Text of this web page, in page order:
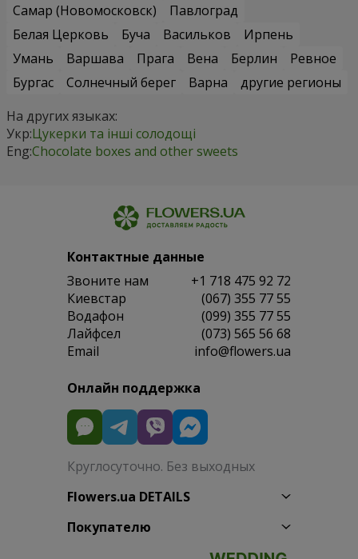
Самар (Новомосковск)
Павлоград
Белая Церковь
Буча Васильков
Ирпень
Умань
Варшава Прага Вена Берлин
Ревное
Бургас
Солнечный берег Варна
другие регионы
На других языках:
Укр:Цукерки та інші солодощі
Eng:Chocolate boxes and other sweets
Контактные данные
Звоните нам
+1 718 475 92 72
Киевстар
(067) 355 77 55
Водафон
(099) 355 77 55
Лайфсел
(073) 565 56 68
Email
info@flowers.ua
Онлайн поддержка
Круглосуточно. Без выходных
Flowers.ua DETAILS
Покупателю